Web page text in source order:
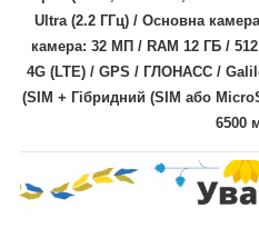
Ultra (2.2 ГГц) / Основна
камера: 32 МП / RAM 12 ГБ /
4G (LTE) / GPS / ГЛОНАСС /
(SIM + Гібридний (SIM або
6500